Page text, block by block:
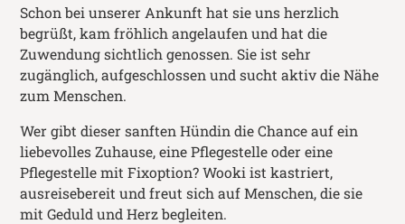
Schon bei unserer Ankunft hat sie uns herzlich
begrüßt, kam fröhlich angelaufen und hat die
Zuwendung sichtlich genossen. Sie ist sehr
zugänglich, aufgeschlossen und sucht aktiv die Nähe
zum Menschen.
Wer gibt dieser sanften Hündin die Chance auf ein
liebevolles Zuhause, eine Pflegestelle oder eine
Pflegestelle mit Fixoption? Wooki ist kastriert,
ausreisebereit und freut sich auf Menschen, die sie
mit Geduld und Herz begleiten.